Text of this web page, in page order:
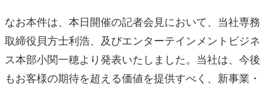
なお本件は、本日開催の記者会見において、当社専務
取締役貝方士利浩、及びエンターテインメントビジネ
ス本部小関一穂より発表いたしました。当社は、今後
もお客様の期待を超える価値を提供すべく、新事業・